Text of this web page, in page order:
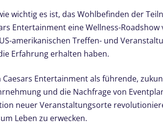
wichtig es ist, das Wohlbefinden der
Entertainment eine Wellness-
amerikanischen Treffen- und
Erfahrung erhalten haben.
Entertainment als führende,
und die Nachfrage von
neuer Veranstaltungsorte
Leben zu erwecken.